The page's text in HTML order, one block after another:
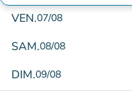
VEN.07/08
SAM.08/08
DIM.09/08